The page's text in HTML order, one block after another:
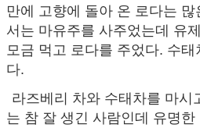
만에 고향에 돌아 온 로다는
서는 마유주를 사주었는데 유
모금 먹고 로다를 주었다. 수
다.
라즈베리 차와 수태차를 마
는 참 잘 생긴 사람인데 유명